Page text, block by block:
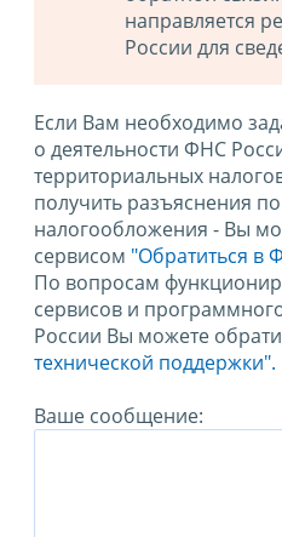
направляется
России для
Если Вам необходимо
о деятельности ФНС
территориальных
получить разъяснения
налогообложения - Вы
сервисом "Обратиться в
По вопросам
сервисов и
России Вы можете
технической поддержки".
Ваше сообщение: